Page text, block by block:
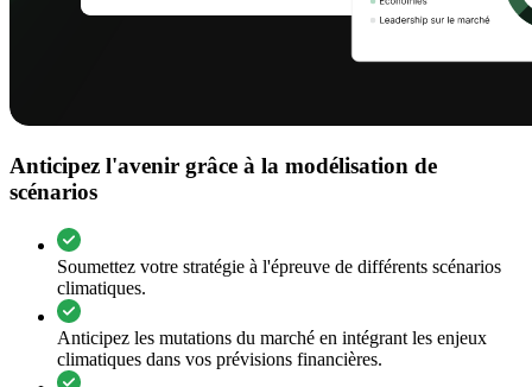
Anticipez l'avenir grâce à la modélisation de
scénarios
Soumettez votre stratégie à l'épreuve de différents scénarios
climatiques.
Anticipez les mutations du marché en intégrant les enjeux
climatiques dans vos prévisions financières.